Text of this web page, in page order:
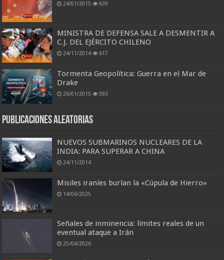
24/01/2015 639
MINISTRA DE DEFENSA SALE A DESMENTIR A
C.J. DEL EJÉRCITO CHILENO
24/11/2014 617
Tormenta Geopolítica: Guerra en el Mar de
Drake
26/01/2015 593
Publicaciones aleatorias
NUEVOS SUBMARINOS NUCLEARES DE LA
INDIA: PARA SUPERAR A CHINA
24/11/2014
Misiles iraníes burlan la «Cúpula de Hierro»
14/06/2025
Señales de inminencia: límites reales de un
eventual ataque a Irán
25/04/2026